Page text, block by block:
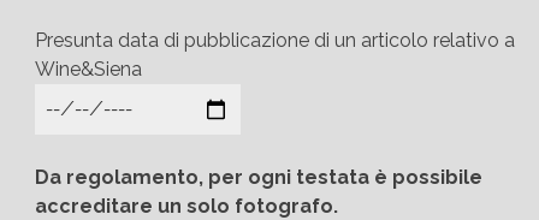
Presunta data di pubblicazione di un articolo relativo a
Wine&Siena
Da regolamento, per ogni testata è possibile
accreditare un solo fotografo.